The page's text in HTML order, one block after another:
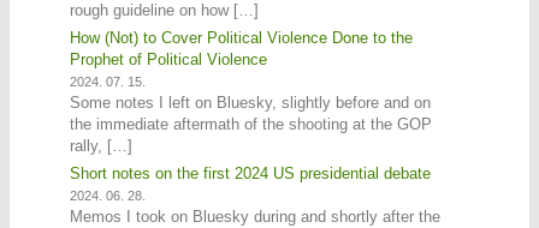
rough guideline on how […]
How (Not) to Cover Political Violence Done to the
Prophet of Political Violence
2024. 07. 15.
Some notes I left on Bluesky, slightly before and on
the immediate aftermath of the shooting at the GOP
rally, […]
Short notes on the first 2024 US presidential debate
2024. 06. 28.
Memos I took on Bluesky during and shortly after the